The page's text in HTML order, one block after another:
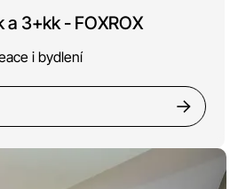
3+kk - FOXROX
i bydlení